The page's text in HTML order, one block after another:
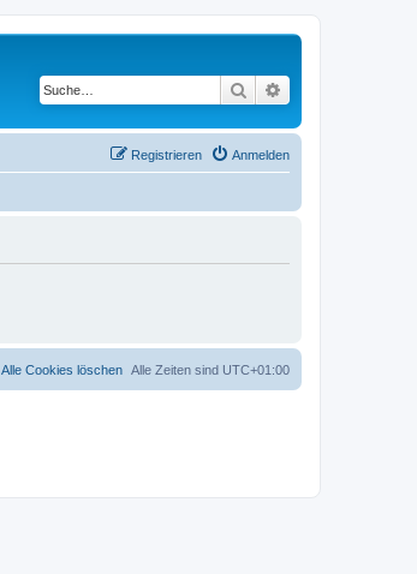
Suche
Anmelden
Registrieren
Alle Zeiten sind UTC+01:00
Alle Cookies löschen